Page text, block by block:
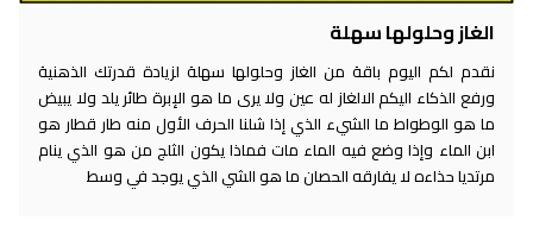
الغاز وحلولها سهلة
نقدم لكم اليوم باقة من الغاز وحلولها سهلة لزيادة قدرتك الذهنية
ورفع الذكاء اليكم الالغاز له عين ولا يرى ما هو الإبرة طائر يلد ولا يبيض
ما هو الوطواط ما الشيء الذي إذا شلنا الحرف الأول منه طار قطار هو
ابن الماء وإذا وضع فيه الماء مات فماذا يكون الثلج من هو الذي ينام
مرتديا حذاءه لا يفارقه الحصان ما هو الشي الذي يوجد في وسط